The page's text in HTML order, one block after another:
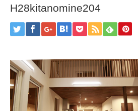
H28kitanomine204